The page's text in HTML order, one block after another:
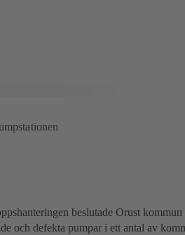
beslutade Orust kommun
och defekta pumpar i ett antal av